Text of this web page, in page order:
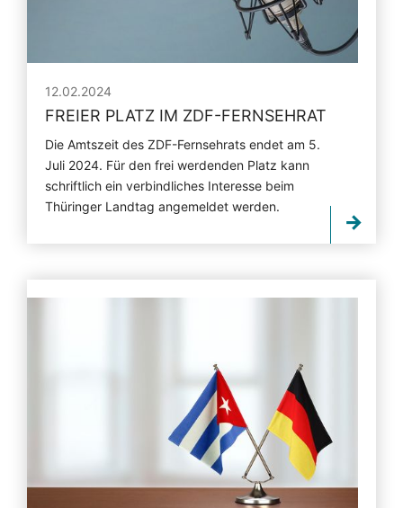
12.02.2024
FREIER PLATZ IM ZDF-FERNSEHRAT
Die Amtszeit des ZDF-Fernsehrats endet am 5.
Juli 2024. Für den frei werdenden Platz kann
schriftlich ein verbindliches Interesse beim
Thüringer Landtag angemeldet werden.